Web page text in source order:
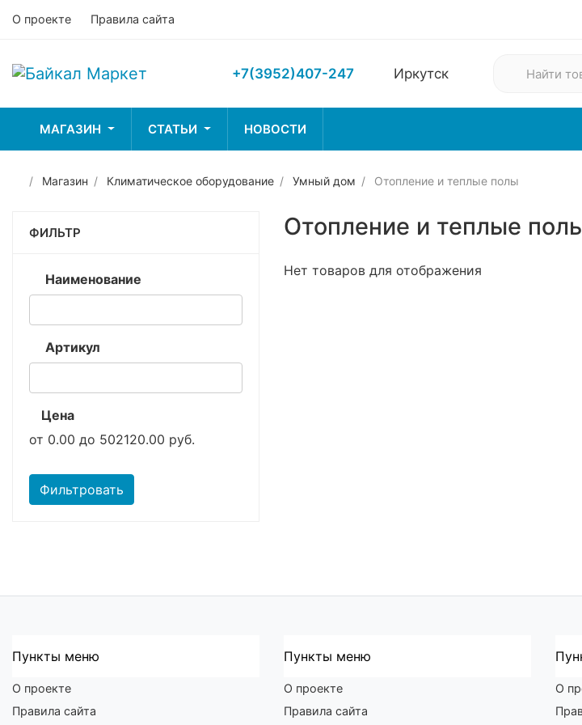
О проекте Правила сайта
+7(3952)407-247 Иркутск
МАГАЗИН СТАТЬИ НОВОСТИ
Лодки и
Рыбалка Туризм Одежда
Магазин Климатическое оборудование Умный дом Отопление и теплые полы
ФИЛЬТР
Наименование
Артикул
Цена
от 0.00 до 502120.00 руб.
Фильтровать
Отопление и теплые
Нет товаров для отображения
Пункты меню
О проекте
Правила сайта
Пункты меню
О проекте
Правила сайта
О